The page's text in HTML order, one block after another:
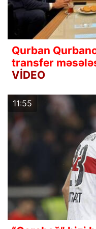
Qurban
transfer
VİDEO
11:55